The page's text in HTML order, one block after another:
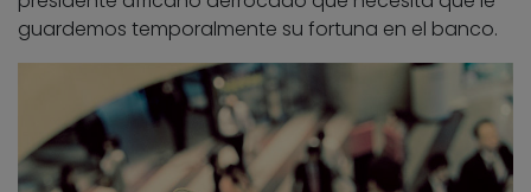
guardemos temporalmente su fortuna en el banco.